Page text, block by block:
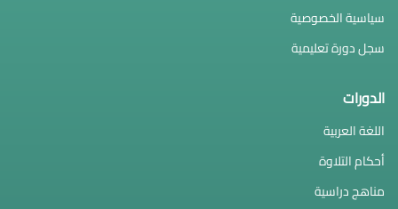
سياسية الخصوصية
سجل دورة تعليمية
الدورات
اللغة العربية
أحكام التلاوة
مناهج دراسية